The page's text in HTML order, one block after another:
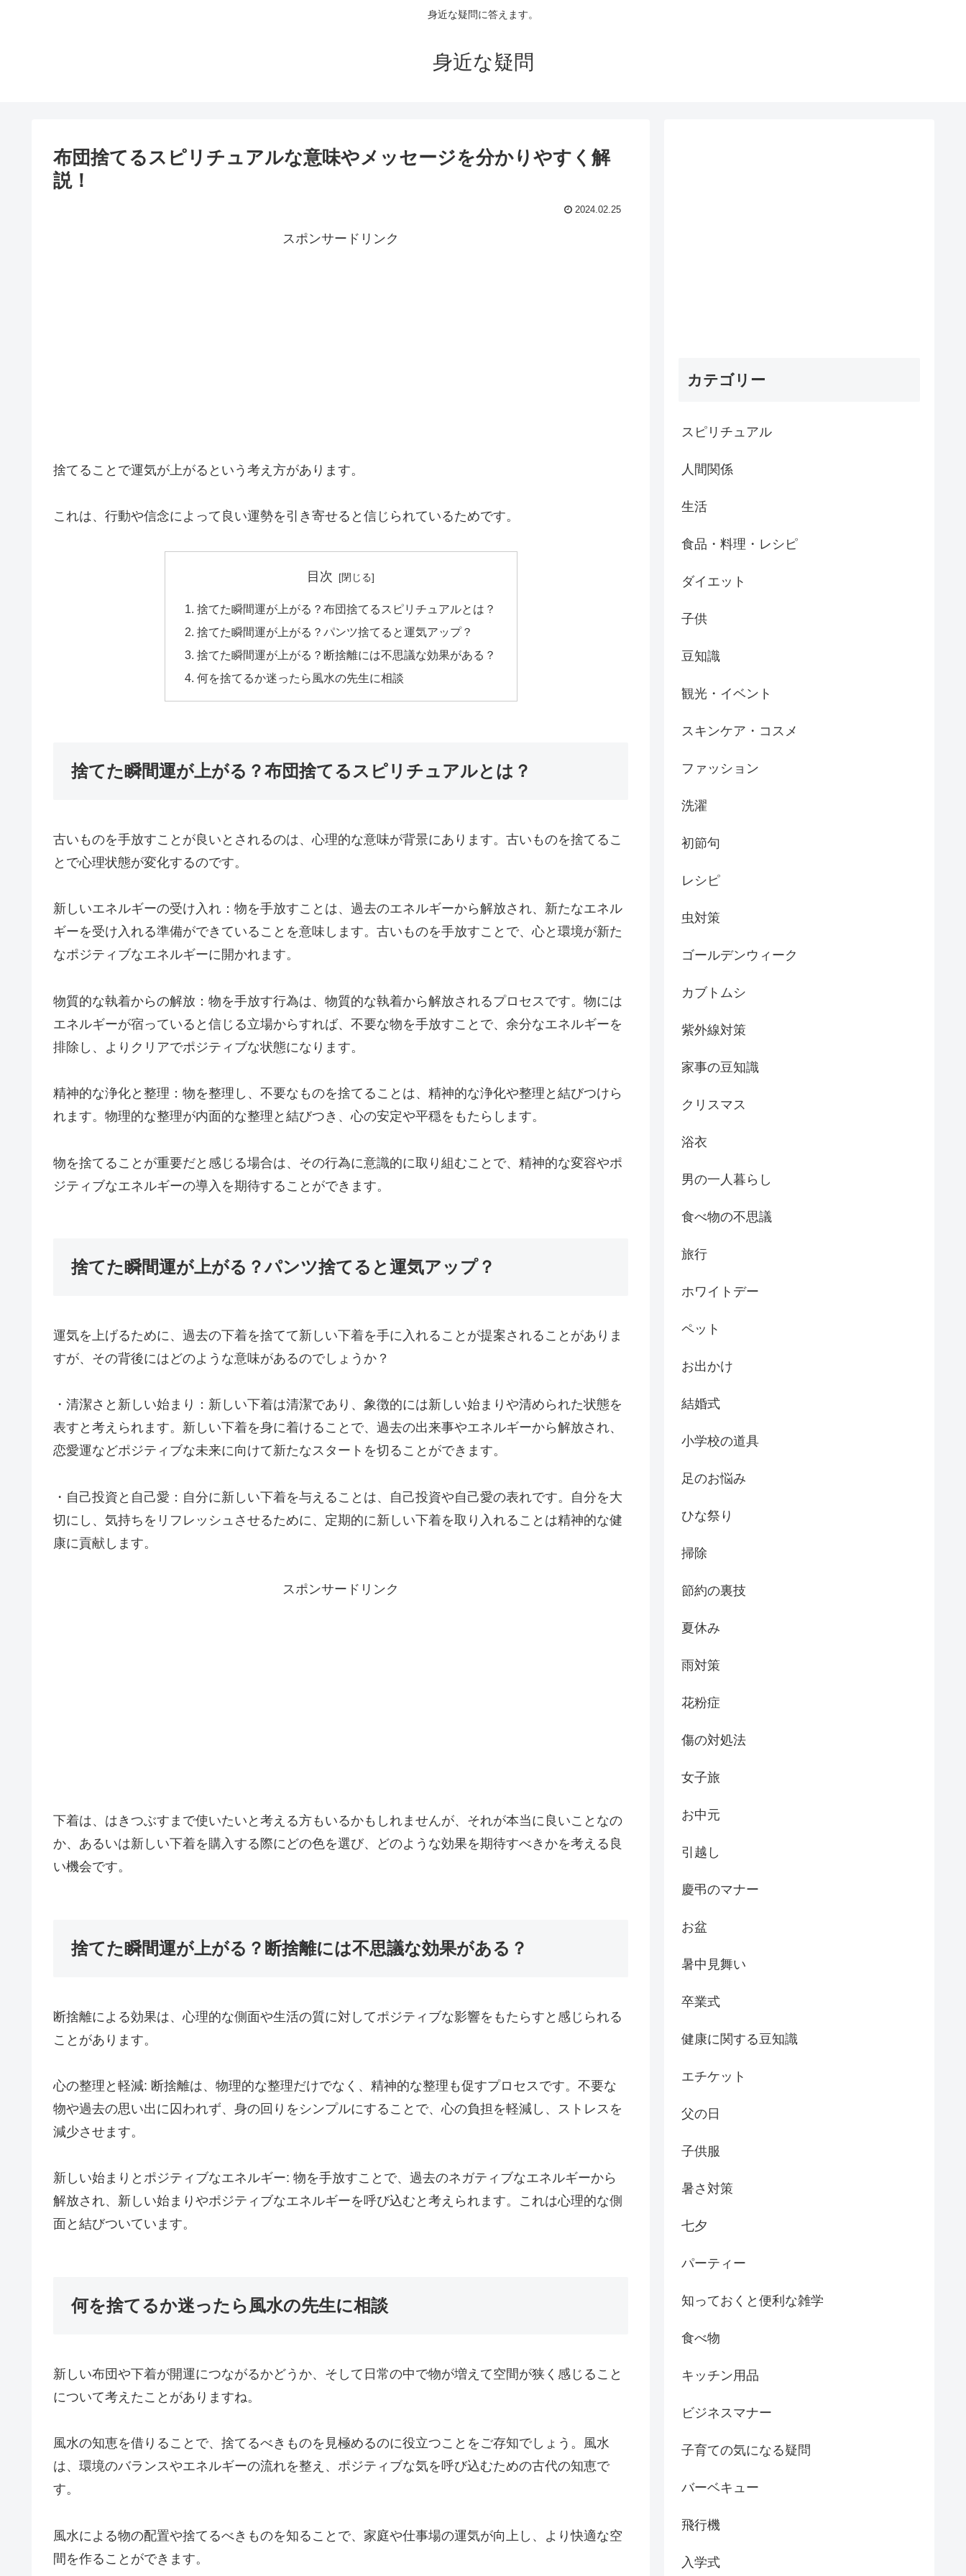
身近な疑問に答えます。
身近な疑問
布団捨てるスピリチュアルな意味やメッセージを分かりやすく解
説！
2024.02.25
スポンサードリンク
捨てることで運気が上がるという考え方があります。
これは、行動や信念によって良い運勢を引き寄せると信じられているためです。
目次
捨てた瞬間運が上がる？布団捨てるスピリチュアルとは？
捨てた瞬間運が上がる？パンツ捨てると運気アップ？
捨てた瞬間運が上がる？断捨離には不思議な効果がある？
何を捨てるか迷ったら風水の先生に相談
捨てた瞬間運が上がる？布団捨てるスピリチュアルとは？
古いものを手放すことが良いとされるのは、心理的な意味が背景にあります。古いものを捨てるこ
とで心理状態が変化するのです。
新しいエネルギーの受け入れ：物を手放すことは、過去のエネルギーから解放され、新たなエネル
ギーを受け入れる準備ができていることを意味します。古いものを手放すことで、心と環境が新た
なポジティブなエネルギーに開かれます。
物質的な執着からの解放：物を手放す行為は、物質的な執着から解放されるプロセスです。物には
エネルギーが宿っていると信じる立場からすれば、不要な物を手放すことで、余分なエネルギーを
排除し、よりクリアでポジティブな状態になります。
精神的な浄化と整理：物を整理し、不要なものを捨てることは、精神的な浄化や整理と結びつけら
れます。物理的な整理が内面的な整理と結びつき、心の安定や平穏をもたらします。
物を捨てることが重要だと感じる場合は、その行為に意識的に取り組むことで、精神的な変容やポ
ジティブなエネルギーの導入を期待することができます。
捨てた瞬間運が上がる？パンツ捨てると運気アップ？
運気を上げるために、過去の下着を捨てて新しい下着を手に入れることが提案されることがありま
すが、その背後にはどのような意味があるのでしょうか？
・清潔さと新しい始まり：新しい下着は清潔であり、象徴的には新しい始まりや清められた状態を
表すと考えられます。新しい下着を身に着けることで、過去の出来事やエネルギーから解放され、
恋愛運などポジティブな未来に向けて新たなスタートを切ることができます。
・自己投資と自己愛：自分に新しい下着を与えることは、自己投資や自己愛の表れです。自分を大
切にし、気持ちをリフレッシュさせるために、定期的に新しい下着を取り入れることは精神的な健
康に貢献します。
スポンサードリンク
下着は、はきつぶすまで使いたいと考える方もいるかもしれませんが、それが本当に良いことなの
か、あるいは新しい下着を購入する際にどの色を選び、どのような効果を期待すべきかを考える良
い機会です。
捨てた瞬間運が上がる？断捨離には不思議な効果がある？
断捨離による効果は、心理的な側面や生活の質に対してポジティブな影響をもたらすと感じられる
ことがあります。
心の整理と軽減: 断捨離は、物理的な整理だけでなく、精神的な整理も促すプロセスです。不要な
物や過去の思い出に囚われず、身の回りをシンプルにすることで、心の負担を軽減し、ストレスを
減少させます。
新しい始まりとポジティブなエネルギー: 物を手放すことで、過去のネガティブなエネルギーから
解放され、新しい始まりやポジティブなエネルギーを呼び込むと考えられます。これは心理的な側
面と結びついています。
何を捨てるか迷ったら風水の先生に相談
新しい布団や下着が開運につながるかどうか、そして日常の中で物が増えて空間が狭く感じること
について考えたことがありますね。
風水の知恵を借りることで、捨てるべきものを見極めるのに役立つことをご存知でしょう。風水
は、環境のバランスやエネルギーの流れを整え、ポジティブな気を呼び込むための古代の知恵で
す。
風水による物の配置や捨てるべきものを知ることで、家庭や仕事場の運気が向上し、より快適な空
間を作ることができます。
カテゴリー
スピリチュアル
人間関係
生活
食品・料理・レシピ
ダイエット
子供
豆知識
観光・イベント
スキンケア・コスメ
ファッション
洗濯
初節句
レシピ
虫対策
ゴールデンウィーク
カブトムシ
紫外線対策
家事の豆知識
クリスマス
浴衣
男の一人暮らし
食べ物の不思議
旅行
ホワイトデー
ペット
お出かけ
結婚式
小学校の道具
足のお悩み
ひな祭り
掃除
節約の裏技
夏休み
雨対策
花粉症
傷の対処法
女子旅
お中元
引越し
慶弔のマナー
お盆
暑中見舞い
卒業式
健康に関する豆知識
エチケット
父の日
子供服
暑さ対策
七夕
パーティー
知っておくと便利な雑学
食べ物
キッチン用品
ビジネスマナー
子育ての気になる疑問
バーベキュー
飛行機
入学式